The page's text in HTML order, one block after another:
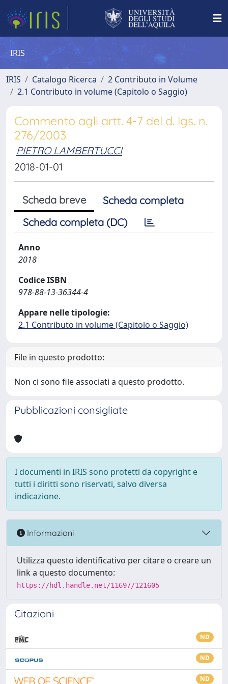
IRIS
IRIS Catalogo Ricerca
2 Contributo in Volume
2.1 Contributo in volume (Capitolo o Saggio)
Commento agli artt. 4-7 del d. lgs. n.
276/2003
PIETRO LAMBERTUCCI
2018-01-01
Scheda breve
Scheda completa
Scheda completa (DC)
Anno
2018
Codice ISBN
978-88-13-36344-4
Appare nelle tipologie:
2.1 Contributo in volume (Capitolo o Saggio)
File in questo prodotto:
Non ci sono file associati a questo prodotto.
Pubblicazioni consigliate
I documenti in IRIS sono protetti da copyright e
tutti i diritti sono riservati, salvo diversa
indicazione.
Informazioni
Utilizza questo identificativo per citare o creare un
link a questo documento:
https://hdl.handle.net/11697/121605
Citazioni
ND
ND
ND